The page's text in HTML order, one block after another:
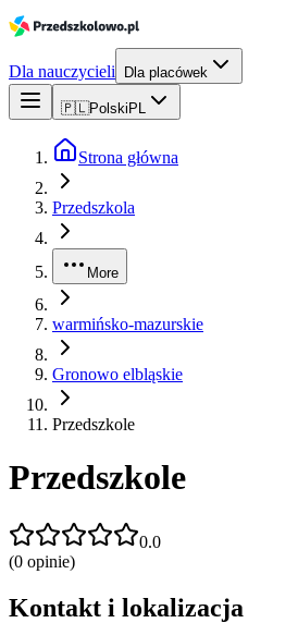
Dla nauczycieli Dla placówek
🇵🇱Polski PL
Strona główna
Przedszkola
More
warmińsko-mazurskie
Gronowo elbląskie
Przedszkole
Przedszkole
0.0
(0 opinie)
Kontakt i lokalizacja